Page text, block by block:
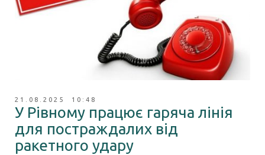
21.08.2025 10:48
У Рівному працює гаряча лінія
для постраждалих від
ракетного удару